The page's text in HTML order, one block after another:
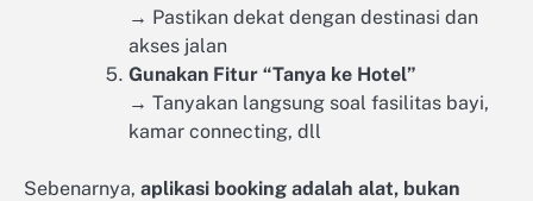
→ Pastikan dekat dengan destinasi dan
akses jalan
Gunakan Fitur “Tanya ke Hotel”
→ Tanyakan langsung soal fasilitas bayi,
kamar connecting, dll
Sebenarnya, aplikasi booking adalah alat, bukan